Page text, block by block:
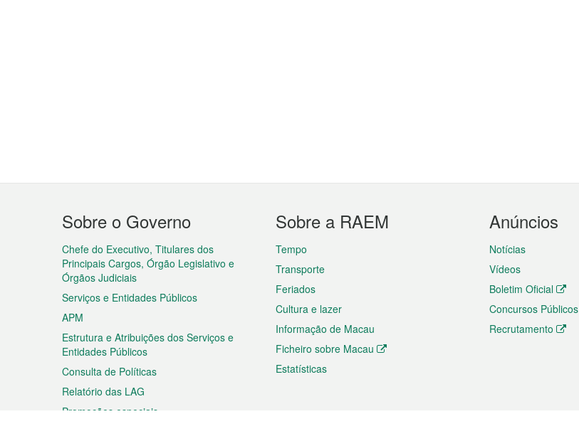
Menu
do
rodapé
Sobre o Governo
Chefe do Executivo, Titulares dos
Principais Cargos, Órgão Legislativo e
Órgãos Judiciais
Serviços e Entidades Públicos
APM
Estrutura e Atribuições dos Serviços e
Entidades Públicos
Consulta de Políticas
Relatório das LAG
Promoções especiais
Sobre a RAEM
Tempo
Transporte
Feriados
Cultura e lazer
Informação de Macau
Ficheiro sobre Macau
Estatísticas
Anúncios
Notícias
Vídeos
Boletim Oficial
Concursos Públicos
Recrutamento